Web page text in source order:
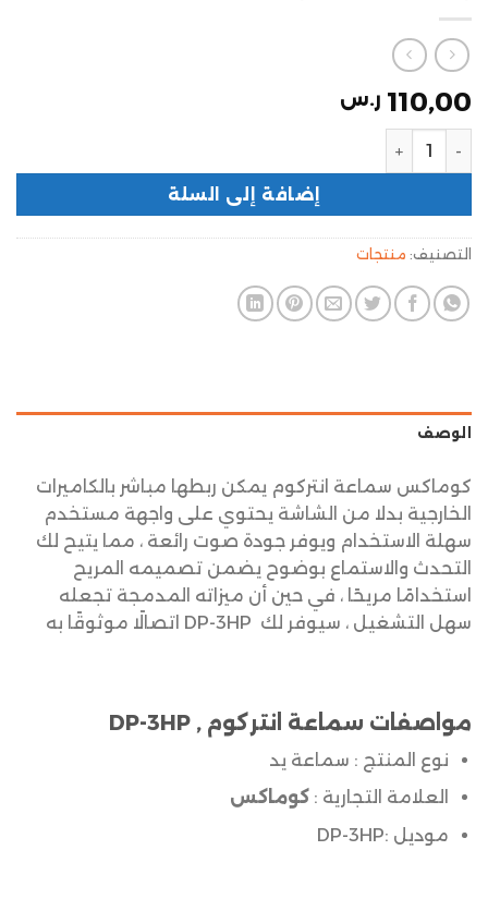
110,00 ر.س
إضافة إلى السلة
التصنيف: منتجات
الوصف
كوماكس سماعة انتركوم يمكن ربطها مباشر بالكاميرات
الخارجية بدلا من الشاشة يحتوي على واجهة مستخدم
سهلة الاستخدام ويوفر جودة صوت رائعة ، مما يتيح لك
التحدث والاستماع بوضوح يضمن تصميمه المريح
استخدامًا مريحًا ، في حين أن ميزاته المدمجة تجعله
سهل التشغيل ، سيوفر لك DP-3HP اتصالًا موثوقًا به
مواصفات سماعة انتركوم , DP-3HP
نوع المنتج : سماعة يد
العلامة التجارية : كوماكس
موديل :DP-3HP